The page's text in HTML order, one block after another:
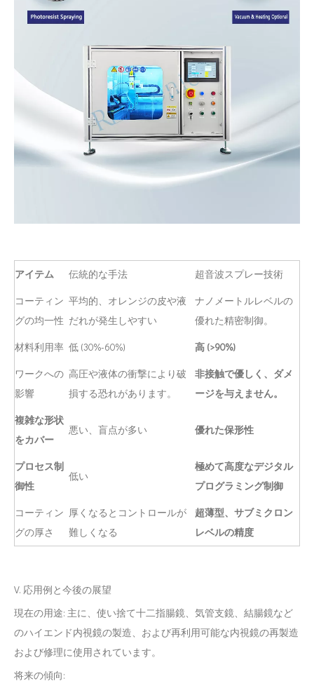
アイテム 伝統的な手法
超音波スプレー技術
コーティン
グの均一性
平均的、オレンジの皮や液
だれが発生しやすい
ナノメートルレベルの
優れた精密制御。
材料利用率 低 (30%-60%)
高 (>90%)
ワークへの
影響
高圧や液体の衝撃により破
損する恐れがあります。
非接触で優しく、ダメ
ージを与えません。
複雑な形状
をカバー
悪い、盲点が多い 優れた保形性
プロセス制
御性
低い
極めて高度なデジタル
プログラミング制御
コーティン
グの厚さ
厚くなるとコントロールが
難しくなる
超薄型、サブミクロン
レベルの精度
V. 応用例と今後の展望
現在の用途: 主に、使い捨て十二指腸鏡、気管支鏡、結腸鏡など
のハイエンド内視鏡の製造、および再利用可能な内視鏡の再製造
および修理に使用されています。
将来の傾向: